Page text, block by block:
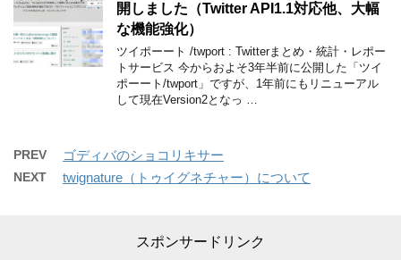
開しました（Twitter API1.1対応他、大幅
な機能強化）
ツイポーート /twport : Twitterまとめ・統計・レポー
トサービス 今からおよそ3年半前に公開した「ツイ
ポーート/twport」ですが、1年前にもリニューアル
して現在Version2となっ …
PREV ゴディバのショコリキサー
NEXT twignature（トゥイグネチャー）について
スポンサードリンク